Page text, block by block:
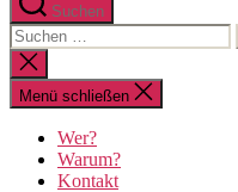
Suchen
Suchen
nach:
Suche
schließen
Menü schließen
Wer?
Warum?
Kontakt